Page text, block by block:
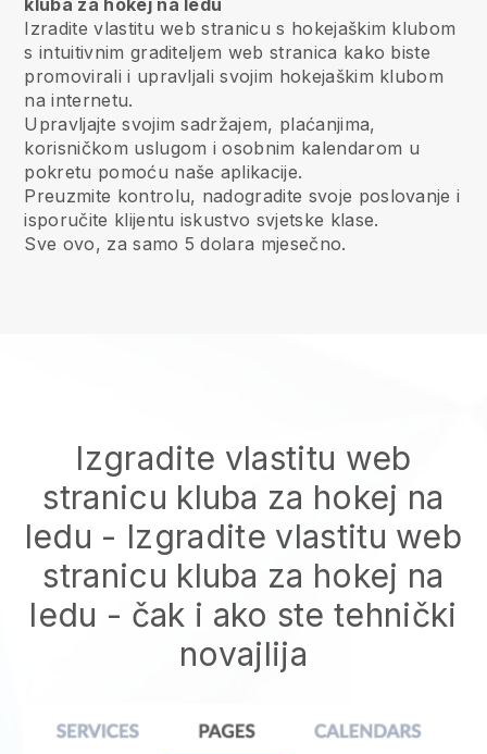
kluba za hokej na ledu
Izradite vlastitu web stranicu s hokejaškim klubom
s intuitivnim graditeljem web stranica kako biste
promovirali i upravljali svojim hokejaškim klubom
na internetu.
Upravljajte svojim sadržajem, plaćanjima,
korisničkom uslugom i osobnim kalendarom u
pokretu pomoću naše aplikacije.
Preuzmite kontrolu, nadogradite svoje poslovanje i
isporučite klijentu iskustvo svjetske klase.
Sve ovo, za samo 5 dolara mjesečno.
Izgradite vlastitu web
stranicu kluba za hokej na
ledu - Izgradite vlastitu web
stranicu kluba za hokej na
ledu - čak i ako ste tehnički
novajlija